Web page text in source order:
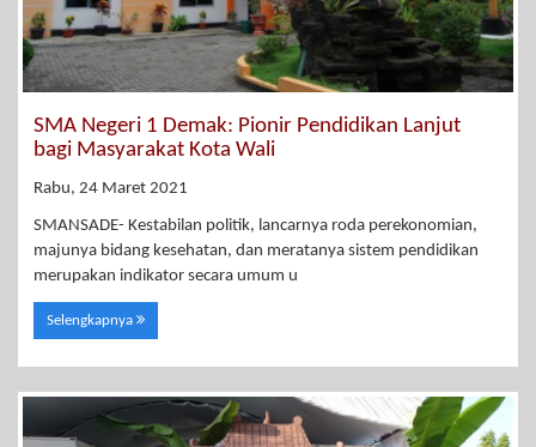
SMA Negeri 1 Demak: Pionir Pendidikan Lanjut
bagi Masyarakat Kota Wali
Rabu, 24 Maret 2021
SMANSADE- Kestabilan politik, lancarnya roda perekonomian,
majunya bidang kesehatan, dan meratanya sistem pendidikan
merupakan indikator secara umum u
Selengkapnya